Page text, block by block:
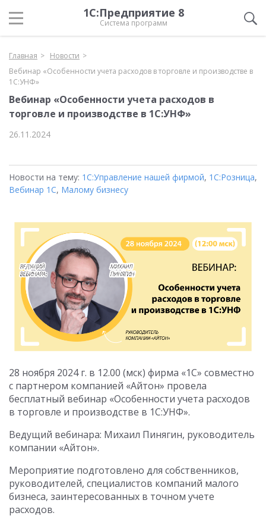
1С:Предприятие 8
Система программ
Главная
Новости
Вебинар «Особенности учета расходов в торговле и производстве в
1С:УНФ»
Вебинар «Особенности учета расходов в
торговле и производстве в 1С:УНФ»
26.11.2024
Новости на тему: 1С:Управление нашей фирмой, 1С:Розница,
Вебинар 1С, Малому бизнесу
28 ноября 2024 г. в 12.00 (мск) фирма «1С» совместно
с партнером компанией «Айтон» провела
бесплатный вебинар «Особенности учета расходов
в торговле и производстве в 1С:УНФ».
Ведущий вебинара: Михаил Пинягин, руководитель
компании «Айтон».
Мероприятие подготовлено для собственников,
руководителей, специалистов компаний малого
бизнеса, заинтересованных в точном учете
расходов.